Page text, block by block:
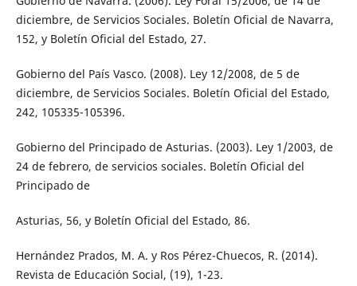
diciembre, de Servicios Sociales. Boletín Oficial de Navarra,
152, y Boletín Oficial del Estado, 27.
Gobierno del País Vasco. (2008). Ley 12/2008, de 5 de
diciembre, de Servicios Sociales. Boletín Oficial del Estado,
242, 105335-105396.
Gobierno del Principado de Asturias. (2003). Ley 1/2003, de
24 de febrero, de servicios sociales. Boletín Oficial del
Principado de
Asturias, 56, y Boletín Oficial del Estado, 86.
Hernández Prados, M. A. y Ros Pérez-Chuecos, R. (2014).
Revista de Educación Social, (19), 1-23.